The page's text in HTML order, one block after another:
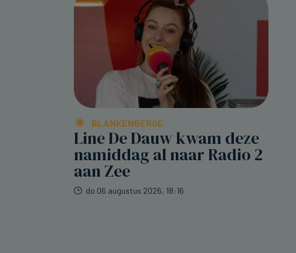
BLANKENBERGE
Line De Dauw kwam deze
namiddag al naar Radio 2
aan Zee
do 06 augustus 2026, 18:16